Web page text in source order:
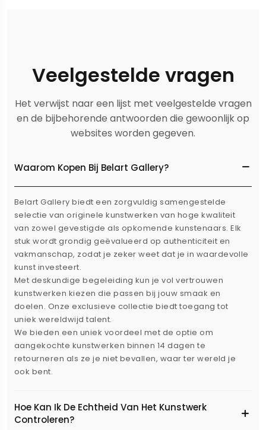
Veelgestelde vragen
Het verwijst naar een lijst met veelgestelde vragen
en de bijbehorende antwoorden die gewoonlijk op
websites worden gegeven.
Waarom Kopen Bij Belart Gallery?
Belart Gallery biedt een zorgvuldig samengestelde
selectie van originele kunstwerken van hoge kwaliteit
van zowel gevestigde als opkomende kunstenaars. Elk
stuk wordt grondig geëvalueerd op authenticiteit en
vakmanschap, zodat je zeker weet dat je in waardevolle
kunst investeert.
Met deskundige begeleiding kun je vol vertrouwen
kunstwerken kiezen die passen bij jouw smaak en
doelen. Onze exclusieve collectie biedt toegang tot
uniek wereldwijd talent.
We bieden een uniek voordeel met de optie om
aangekochte kunstwerken binnen 14 dagen te
retourneren als ze je niet bevallen, waar ter wereld je
ook bent.
Hoe Kan Ik De Echtheid Van Het Kunstwerk
Controleren?